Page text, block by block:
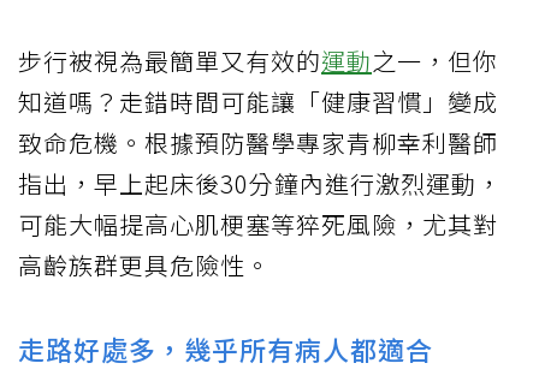
步行被視為最簡單又有效的運動之一，但你
知道嗎？走錯時間可能讓「健康習慣」變成
致命危機。根據預防醫學專家青柳幸利醫師
指出，早上起床後30分鐘內進行激烈運動，
可能大幅提高心肌梗塞等猝死風險，尤其對
高齡族群更具危險性。
走路好處多，幾乎所有病人都適合